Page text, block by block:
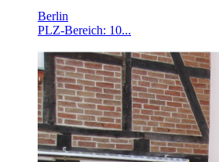
Berlin
PLZ-Bereich: 10...